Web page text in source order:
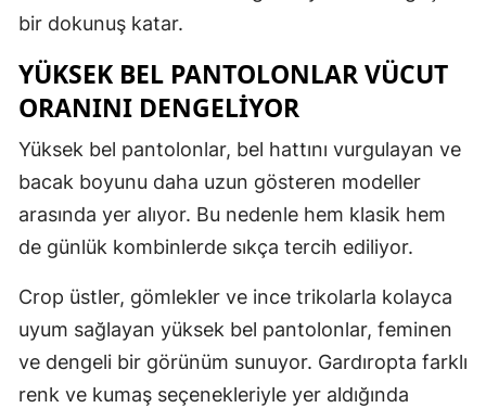
bir dokunuş katar.
YÜKSEK BEL PANTOLONLAR VÜCUT
ORANINI DENGELİYOR
Yüksek bel pantolonlar, bel hattını vurgulayan ve
bacak boyunu daha uzun gösteren modeller
arasında yer alıyor. Bu nedenle hem klasik hem
de günlük kombinlerde sıkça tercih ediliyor.
Crop üstler, gömlekler ve ince trikolarla kolayca
uyum sağlayan yüksek bel pantolonlar, feminen
ve dengeli bir görünüm sunuyor. Gardıropta farklı
renk ve kumaş seçenekleriyle yer aldığında